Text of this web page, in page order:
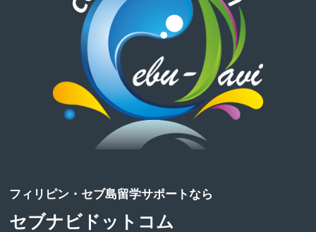
フィリピン・セブ島留学サポートなら
セブナビドットコム